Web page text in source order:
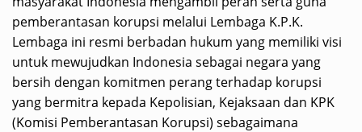
pemberantasan korupsi melalui Lembaga K.P.K.
Lembaga ini resmi berbadan hukum yang memiliki visi
untuk mewujudkan Indonesia sebagai negara yang
bersih dengan komitmen perang terhadap korupsi
yang bermitra kepada Kepolisian, Kejaksaan dan KPK
(Komisi Pemberantasan Korupsi) sebagaimana